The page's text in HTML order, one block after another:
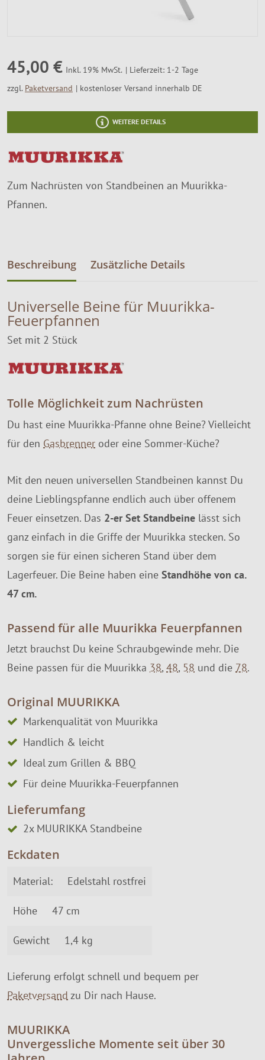
45,00 € Inkl. 19% MwSt.
Lieferzeit: 1-2 Tage
zzgl. Paketversand kostenloser Versand innerhalb DE
WEITERE DETAILS
Zum Nachrüsten von Standbeinen an Muurikka-
Pfannen.
Beschreibung Zusätzliche Details
Universelle Beine für Muurikka-
Feuerpfannen
Set mit 2 Stück
Tolle Möglichkeit zum Nachrüsten
Du hast eine Muurikka-Pfanne ohne Beine? Vielleicht
für den Gasbrenner oder eine Sommer-Küche?
Mit den neuen universellen Standbeinen kannst Du
deine Lieblingspfanne endlich auch über offenem
Feuer einsetzen. Das 2-er Set Standbeine lässt sich
ganz einfach in die Griffe der Muurikka stecken. So
sorgen sie für einen sicheren Stand über dem
Lagerfeuer. Die Beine haben eine Standhöhe von ca.
47 cm.
Passend für alle Muurikka Feuerpfannen
Jetzt brauchst Du keine Schraubgewinde mehr. Die
Beine passen für die Muurikka 38, 48, 58 und die 78.
Original MUURIKKA
Markenqualität von Muurikka
Handlich & leicht
Ideal zum Grillen & BBQ
Für deine Muurikka-Feuerpfannen
Lieferumfang
2x MUURIKKA Standbeine
Eckdaten
Material: Edelstahl rostfrei
Höhe 47 cm
Gewicht 1,4 kg
Lieferung erfolgt schnell und bequem per
Paketversand zu Dir nach Hause.
MUURIKKA
Unvergessliche Momente seit über 30